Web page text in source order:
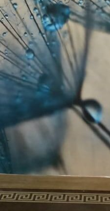
Vinile Premium
65.0039.00€ /m²
Peel and Stick
81.6749 /m²